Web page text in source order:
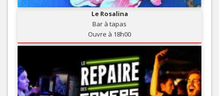
Le Rosalina
Bar à tapas
Ouvre à 18h00